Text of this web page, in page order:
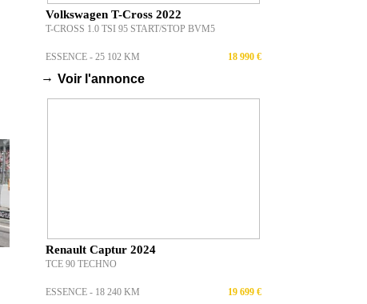
Volkswagen T-Cross 2022
T-CROSS 1.0 TSI 95 START/STOP BVM5
ESSENCE - 25 102 KM 18 990 €
→ Voir l'annonce
Renault Captur 2024
TCE 90 TECHNO
ESSENCE - 18 240 KM 19 699 €